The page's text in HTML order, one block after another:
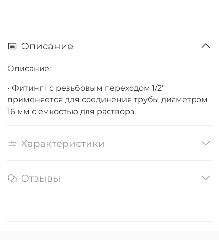
Описание
Описание:
• Фитинг I с резьбовым переходом 1/2"
применяется для соединения трубы диаметром
16 мм с емкостью для раствора.
Характеристики
Отзывы